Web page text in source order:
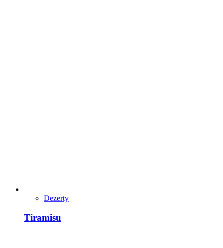
Dezerty
Tiramisu